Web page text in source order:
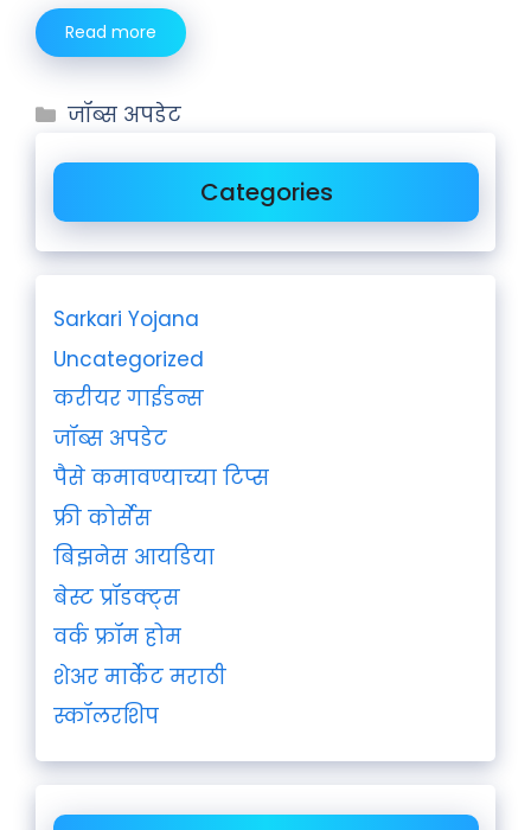
Read more
जॉब्स अपडेट
Categories
Sarkari Yojana
Uncategorized
करीयर गाईडन्स
जॉब्स अपडेट
पैसे कमावण्याच्या टिप्स
फ्री कोर्सेस
बिझनेस आयडिया
बेस्ट प्रॉडक्ट्स
वर्क फ्रॉम होम
शेअर मार्केट मराठी
स्कॉलरशिप